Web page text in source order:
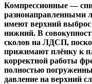
Компрессионные—
разнонаправленными
имеют верхний
нижний. В
сколов на ЛДСП,
прижимают плёнку к
корректной работы
полностью
давление на верхний